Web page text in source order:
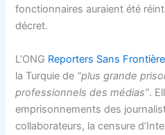
fonctionnaires auraient été
décret.
L’ONG Reporters Sans
la Turquie de “plus grande
professionnels des médias”.
emprisonnements des
collaborateurs, la censure